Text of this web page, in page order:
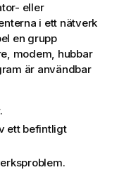
eller
i ett nätverk
en grupp
modem, hubbar
är användbar
ett befintligt